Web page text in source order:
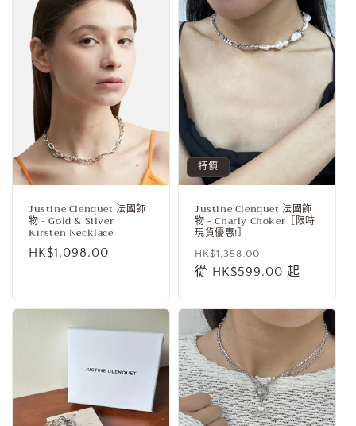
Justine Clenquet 法國飾
物 - Gold & Silver
Kirsten Necklace
定
HK$1,098.00
特價
Justine Clenquet 法國飾
物 - Charly Choker［限時
現貨優惠!］
定
價
HK$1,358.00
價
從 HK$599.00 起